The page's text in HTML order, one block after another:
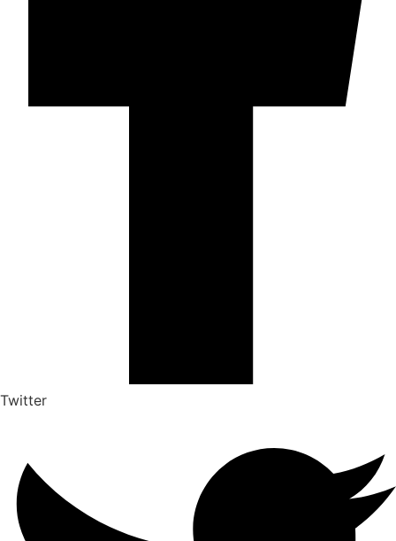
Twitter